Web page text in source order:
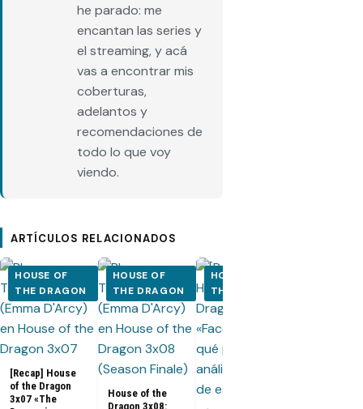
he parado: me
encantan las series y
el streaming, y acá
vas a encontrar mis
coberturas,
adelantos y
recomendaciones de
todo lo que voy
viendo.
ARTÍCULOS RELACIONADOS
HOUSE OF
THE DRAGON
[Recap] House
of the Dragon
3x07 «The
HOUSE OF
THE DRAGON
House of the
Dragon 3x08:
HOUSE OF
THE DRAGON